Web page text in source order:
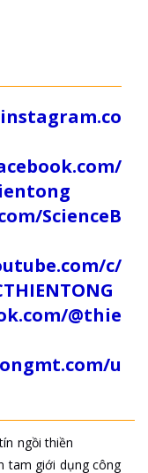
ScienceB
c/
@thie
u
ngồi thiền
tam giới dụng công